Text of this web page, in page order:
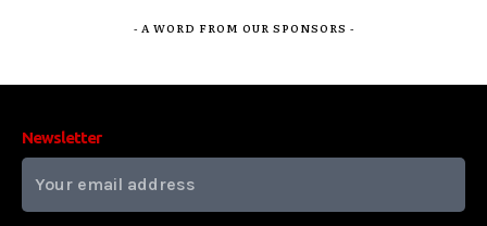
- A WORD FROM OUR SPONSORS -
Newsletter